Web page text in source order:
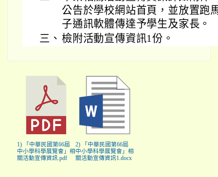
公告於學校網站首頁，並放置跑
子通訊軟體傳達予學生及家長。
三、 檢附活動宣傳資訊1份。
1) 「中華民國第66屆
中小學科學展覽會」相
關活動宣傳資訊.pdf
2) 「中華民國第66屆
中小學科學展覽會」相
關活動宣傳資訊1.docx